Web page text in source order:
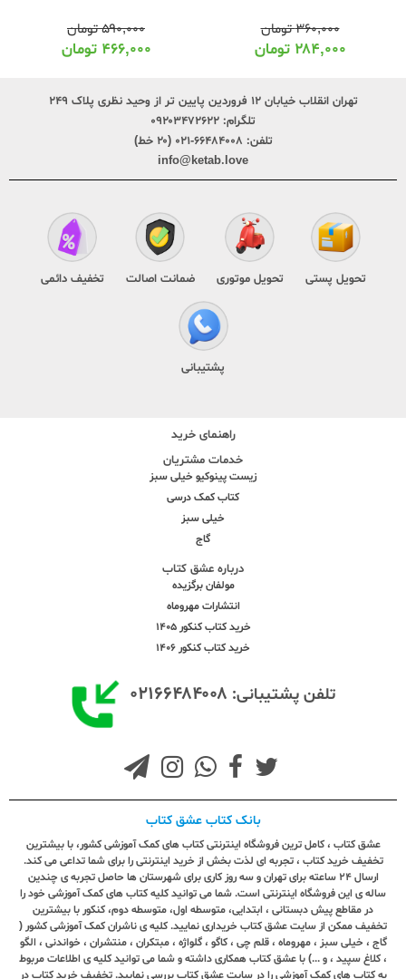
۳۶۰,۰۰۰تومان
۲۸۴,۰۰۰ تومان
۵۹۰,۰۰۰تومان
۴۶۶,۰۰۰ تومان
تهران انقلاب خیابان ۱۲ فروردین پایین تر از وحید نظری پلاک ۲۴۹
تلگرام: ۰۹۲۰۳۴۷۲۶۲۲
تلفن: ۶۶۴۸۴۰۰۸-۰۲۱ (۲۰ خط)
info@ketab.love
تحویل پستی تحویل موتوری ضمانت اصالت تخفیف دائمی
پشتیبانی
راهنمای خرید
خدمات مشتریان
زیست پینوکیو خیلی سبز
کتاب کمک درسی
خیلی سبز
گاج
درباره عشق کتاب
مولفان برگزیده
انتشارات مهروماه
خرید کتاب کنکور 1405
خرید کتاب کنکور 1406
تلفن پشتیبانی: ۰۲۱۶۶۴۸۴۰۰۸
بانک کتاب عشق کتاب
عشق کتاب ، کامل ترین فروشگاه اینترنتی کتاب های کمک آموزشی کشور، با بیشترین
تخفیف خرید کتاب ، تجربه ای لذت بخش از خرید اینترنتی را برای شما تداعی می کند.
ارسال ٢٤ ساعته برای تهران و سه روز کاری برای شهرستان ها حاصل تجربه ی چندین
ساله ی این فروشگاه اینترنتی است. شما می توانید کلیه کتاب های کمک آموزشی خود را
در مقاطع پیش دبستانی ، ابتدایی، متوسطه اول، متوسطه دوم، کنکور با بیشترین
تخفیف ممکن از سایت عشق کتاب خریداری نمایید. کلیه ی ناشران کمک آموزشی کشور (
گاج ، خیلی سبز ، مهروماه ، قلم چی ، کاگو ، گلواژه ، مبتکران ، منتشران ، خواندنی ، الگو
، کلاغ سپید ، و ...) با عشق کتاب همکاری داشته و شما می توانید کلیه ی اطلاعات مربوط
به کتاب های کمک آموزشی را در سایت عشق کتاب بررسی نمایید. تخفیف خرید کتاب در